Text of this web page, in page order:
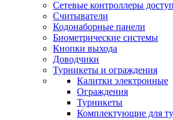
Сетевые контроллеры
Считыватели
Кодонаборные панели
Биометрические системы
Кнопки выхода
Доводчики
Турникеты и ограждения
Калитки электронные
Ограждения
Турникеты
Комплектующие для